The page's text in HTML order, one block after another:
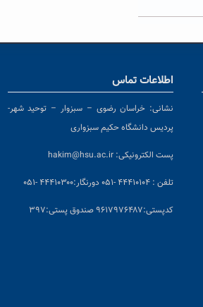
اطلاعات تماس
نشانی: خراسان رضوی – سبزوار – توحید شهر-
پردیس دانشگاه حکیم سبزواری
پست الکترونیکی: hakim@hsu.ac.ir
تلفن : ۴۴۴۱۰۱۰۴ -۰۵۱ دورنگار:۴۴۴۱۰۳۰۰ -۰۵۱
کدپستی:۹۶۱۷۹۷۶۴۸۷ صندوق پستی:۳۹۷